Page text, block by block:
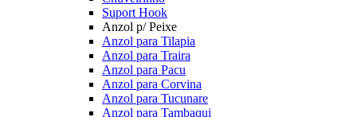
Suport Hook
Anzol p/ Peixe
Anzol para Tilapia
Anzol para Traira
Anzol para Pacu
Anzol para Corvina
Anzol para Tucunare
Anzol para Tambaqui